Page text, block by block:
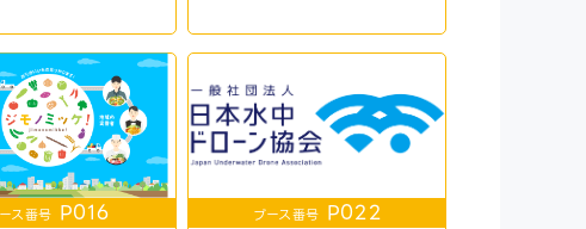
ス番号 P016 ブース番号 P022